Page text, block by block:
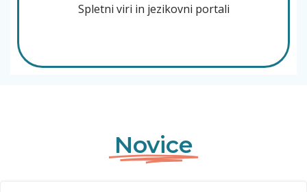
Spletni viri in jezikovni portali
Novice